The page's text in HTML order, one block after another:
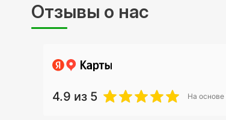
Отзывы о нас
4.9 из 5 На основе